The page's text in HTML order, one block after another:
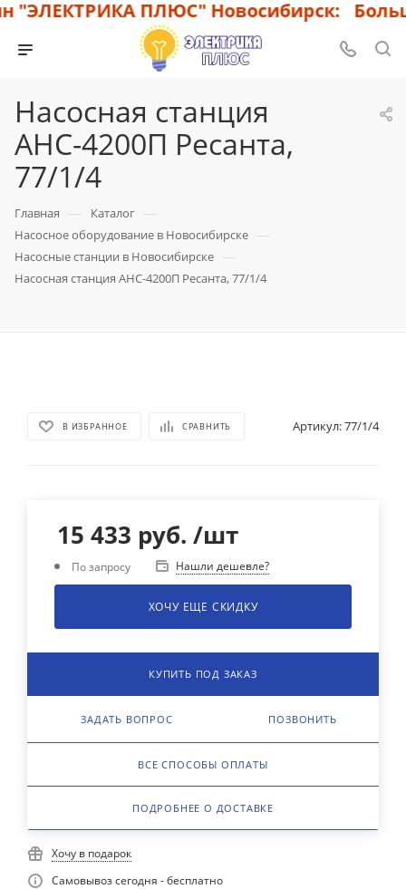
ПЛЮС" Новосибирск:
Насосная станция
АНС-4200П Ресанта,
77/1/4
Главная — Каталог —
Насосное оборудование в Новосибирске —
Насосные станции в Новосибирске —
Насосная станция АНС-4200П Ресанта, 77/1/4
В ИЗБРАННОЕ СРАВНИТЬ Артикул:77/1/4
15 433 руб. /шт
По запросу Нашли дешевле?
ХОЧУ ЕЩЕ СКИДКУ
КУПИТЬ ПОД ЗАКАЗ
ЗАДАТЬ ВОПРОС ПОЗВОНИТЬ
ВСЕ СПОСОБЫ ОПЛАТЫ
ПОДРОБНЕЕ О ДОСТАВКЕ
Хочу в подарок
Самовывоз сегодня - бесплатно